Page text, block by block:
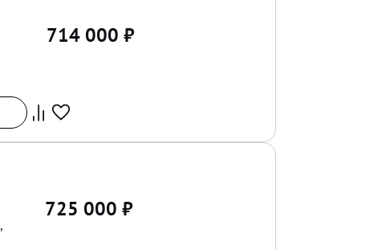
714 000 ₽
,
725 000 ₽